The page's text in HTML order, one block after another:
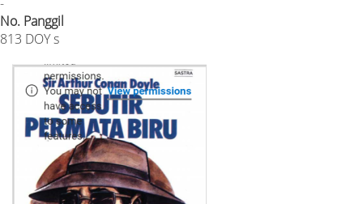
No. Panggil
813 DOY s